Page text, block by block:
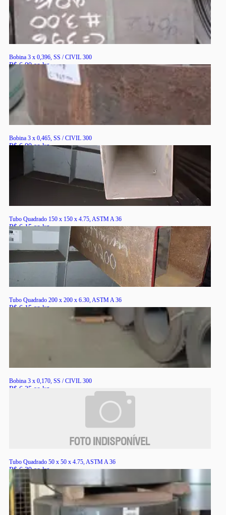
Bobina 3 x 0,396, SS / CIVIL 300
R$ 6,00 ao kg
Bobina 3 x 0,465, SS / CIVIL 300
R$ 6,00 ao kg
Tubo Quadrado 150 x 150 x 4.75, ASTM A 36
R$ 6,15 ao kg
RS
Tubo Quadrado 200 x 200 x 6.30, ASTM A 36
R$ 6,15 ao kg
Bobina 3 x 0,170, SS / CIVIL 300
R$ 6,25 ao kg
Tubo Quadrado 50 x 50 x 4.75, ASTM A 36
R$ 6,39 ao kg
RS